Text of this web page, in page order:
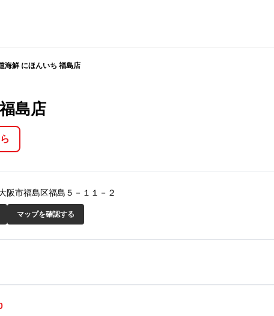
海鮮 にほんいち 福島店
島店
阪市福島区福島５－１１－２
マップを確認する